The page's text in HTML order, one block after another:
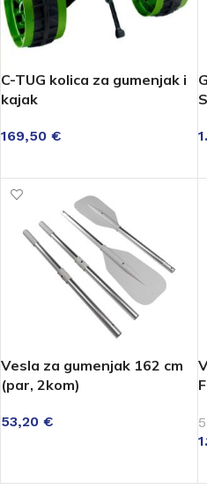
C-TUG kolica za gumenjak i
kajak
169,50 €
Vesla za gumenjak 162 cm
(par, 2kom)
53,20 €